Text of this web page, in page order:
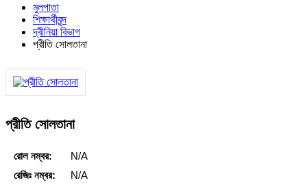
মুলপাতা
শিক্ষার্থীবৃন্দ
দ্বীনিয়া বিভাগ
প্রীতি সোলতানা
প্রীতি সোলতানা
রোল নম্বর:
N/A
রেজিঃ নম্বর:
N/A